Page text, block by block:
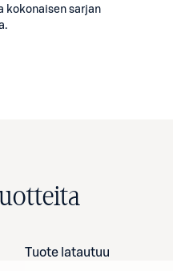
kokonaisen sarjan
Tuote latautuu